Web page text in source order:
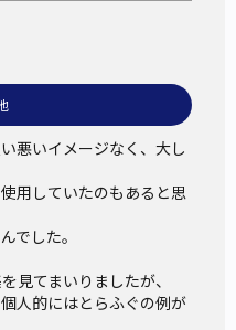
悪いイメージなく、大し
用していたのもあると思
でした。
見てまいりましたが、
人的にはとらふぐの例が